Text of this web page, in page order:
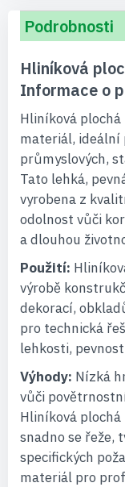
Podrobnosti
Hliníková
Informace o
Hliníková
materiál, ideální
průmyslových,
Tato lehká,
vyrobena z
odolnost vůči
a dlouhou
Použití:
výrobě
dekorací,
pro technická
lehkosti,
Výhody: Nízká
vůči
Hliníková
snadno se řeže,
specifických
materiál pro